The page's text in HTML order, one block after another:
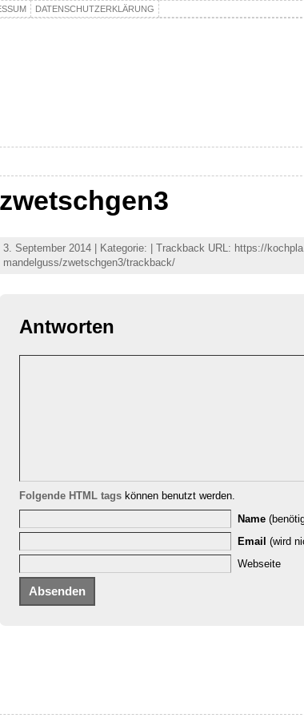
DATENSCHUTZERKLÄRUNG
zwetschgen3
3. September 2014 | Kategorie: | Trackback URL: https://
mandelguss/zwetschgen3/trackback/
Antworten
Folgende HTML tags können benutzt werden.
Name
Email (wird
Webseite